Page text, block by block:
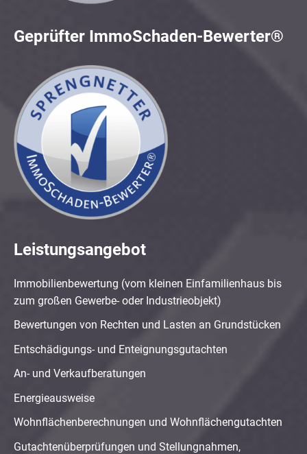
Geprüfter ImmoSchaden-Bewerter®
Leistungsangebot
Immobilienbewertung (vom kleinen Einfamilienhaus bis
zum großen Gewerbe- oder Industrieobjekt)
Bewertungen von Rechten und Lasten an Grundstücken
Entschädigungs- und Enteignungsgutachten
An- und Verkaufberatungen
Energieausweise
Wohnflächenberechnungen und Wohnflächengutachten
Gutachtenüberprüfungen und Stellungnahmen,